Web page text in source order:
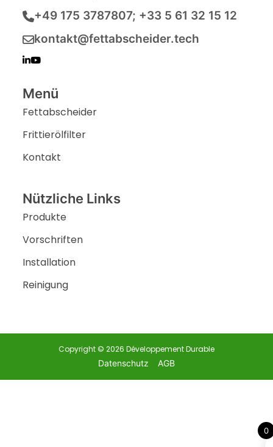
+49 175 3787807; +33 5 61 32 15 12
kontakt@fettabscheider.tech
Menü
Fettabscheider
Frittierölfilter
Kontakt
Nützliche Links
Produkte
Vorschriften
Installation
Reinigung
Copyright © 2026 Développement Durable
Datenschutz
AGB
0